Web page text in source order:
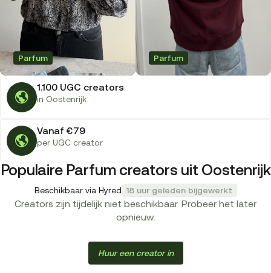
1.100 UGC creators
in Oostenrijk
Parfum Parfum
Vanaf €79
per UGC creator
Populaire Parfum creators uit Oostenrijk
Beschikbaar via Hyred 18 uur geleden bijgewerkt
Creators zijn tijdelijk niet beschikbaar. Probeer het later
opnieuw.
Huur een creator in